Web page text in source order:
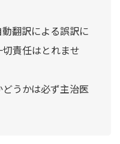
翻訳による誤訳に
責任はとれませ
うかは必ず主治医